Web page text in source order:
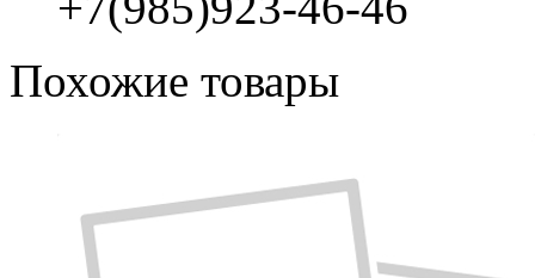
Похожие товары